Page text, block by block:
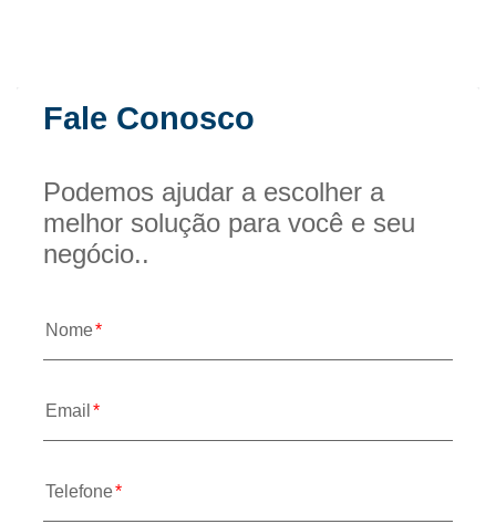
Fale Conosco
Podemos ajudar a escolher a
melhor solução para você e seu
negócio..
Nome
Email
Telefone